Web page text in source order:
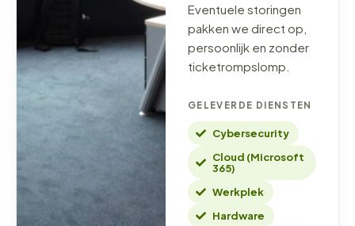
Eventuele storingen
pakken we direct op,
persoonlijk en zonder
ticketrompslomp.
GELEVERDE DIENSTEN
Cybersecurity
Cloud (Microsoft
365)
Werkplek
Hardware